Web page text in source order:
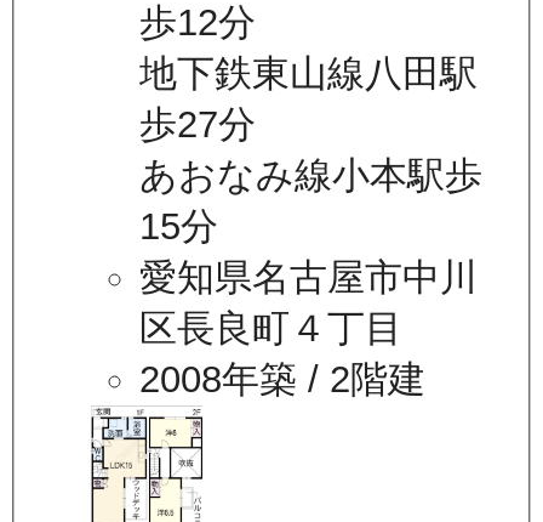
歩12分
地下鉄東山線八田駅
歩27分
あおなみ線小本駅歩
15分
愛知県名古屋市中川
区長良町４丁目
2008年築 / 2階建